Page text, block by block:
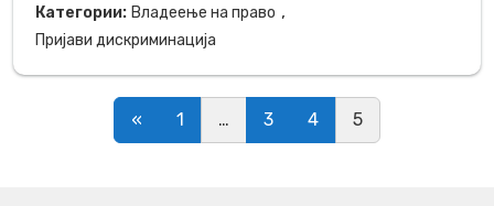
Категории: Владеење на право ,
Пријави дискриминација
Posts navigation
« 1 … 3 4 5